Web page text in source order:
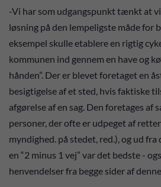
-Vi har som udgangspunkt tænkt at
løsning på den lempeligste måde for
eksempel skulle etablere en rigtig
kommunen ind gennem en have og
hånden”. Der er blevet foretaget en
besigtigelse af et sted, hvis faktiske
afgørelse af en sag. Den foretages af
personer, der ofte er udpeget af
myndighed. på stedet, red.), og ud
en “2 minus 1 vej” var det bedste -
henvendelser fra begge sider af